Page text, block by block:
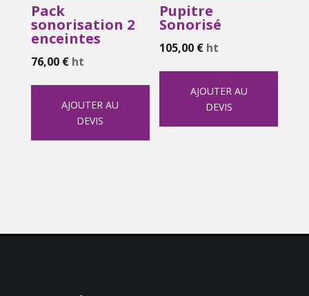
Pack
sonorisation 2
enceintes
76,00 € ht
AJOUTER AU
DEVIS
Pupitre
Sonorisé
105,00 € ht
AJOUTER AU
DEVIS